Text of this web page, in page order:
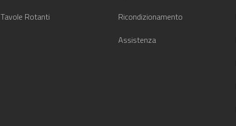
Tavole Rotanti
Ricondizionamento
Assistenza